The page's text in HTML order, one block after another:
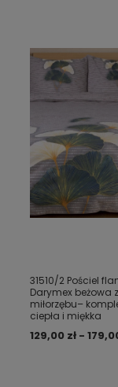
31510/2 Pościel
Darymex beżowa
miłorzębu–
ciepła i miękka
129,00 zł -